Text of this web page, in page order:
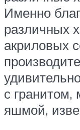
Именно
различных
акриловых
с
яшмой,